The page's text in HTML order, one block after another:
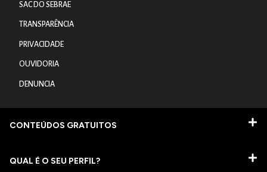
SAC DO SEBRAE
TRANSPARÊNCIA
PRIVACIDADE
OUVIDORIA
DENUNCIA
CONTEÚDOS GRATUITOS
QUAL É O SEU PERFIL?